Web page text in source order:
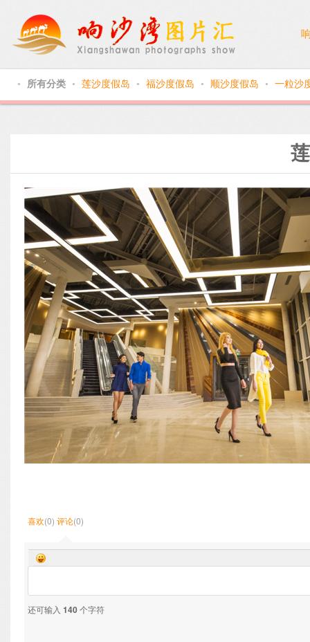
● 所有分类 ● 莲沙度假岛 ● 福沙度假岛 ● 顺沙度假岛 ● 一粒沙
喜欢(0) 评论(0)
还可输入 140个字符